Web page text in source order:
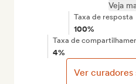
Veja
Taxa de resposta
100%
Taxa de
4%
Ver curadores